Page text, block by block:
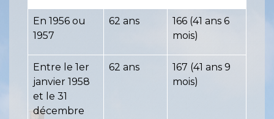
En 1956 ou
1957
62 ans
166 (41 ans 6
mois)
Entre le 1er
janvier 1958
et le 31
décembre
62 ans
167 (41 ans 9
mois)